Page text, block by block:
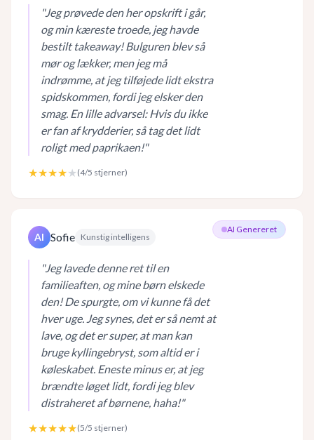
"Jeg prøvede den her opskrift i går,
og min kæreste troede, jeg havde
bestilt takeaway! Bulguren blev så
mør og lækker, men jeg må
indrømme, at jeg tilføjede lidt ekstra
spidskommen, fordi jeg elsker den
smag. En lille advarsel: Hvis du ikke
er fan af krydderier, så tag det lidt
roligt med paprikaen!"
★★★★★ (4/5 stjerner)
AI Genereret
AI Sofie Kunstig intelligens
"Jeg lavede denne ret til en
familieaften, og mine børn elskede
den! De spurgte, om vi kunne få det
hver uge. Jeg synes, det er så nemt at
lave, og det er super, at man kan
bruge kyllingebryst, som altid er i
køleskabet. Eneste minus er, at jeg
brændte løget lidt, fordi jeg blev
distraheret af børnene, haha!"
★★★★★(5/5 stjerner)